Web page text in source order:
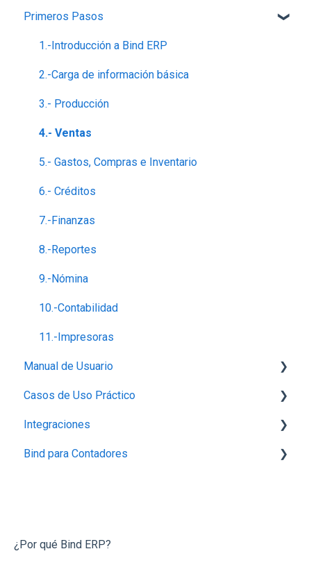
Planes,Add-ons y Precios
Generalidades del Sistema
Soporte-Errores
Contabilidad, Finanzas y nóminas
Ventas
Primeros Pasos
1.-Introducción a Bind ERP
2.-Carga de información básica
3.- Producción
4.- Ventas
5.- Gastos, Compras e Inventario
6.- Créditos
7.-Finanzas
8.-Reportes
9.-Nómina
10.-Contabilidad
11.-Impresoras
Manual de Usuario
Configuración
Perfil de empresa
Proveedores
Otras Funcionalidades
Casos de Uso Práctico
Inventario
Productos
Bancos
Integraciones
Integración con Mercado Libre
Integración vía API
Bind para Contadores
¿Por qué Bind ERP?